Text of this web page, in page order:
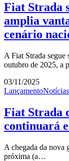
Fiat Strada
amplia
cenário
A Fiat Strada
outubro de 2025, a
03/11/2025
LançamentoNotícias
Fiat Strada
continuará
A chegada da nova
próxima (a…